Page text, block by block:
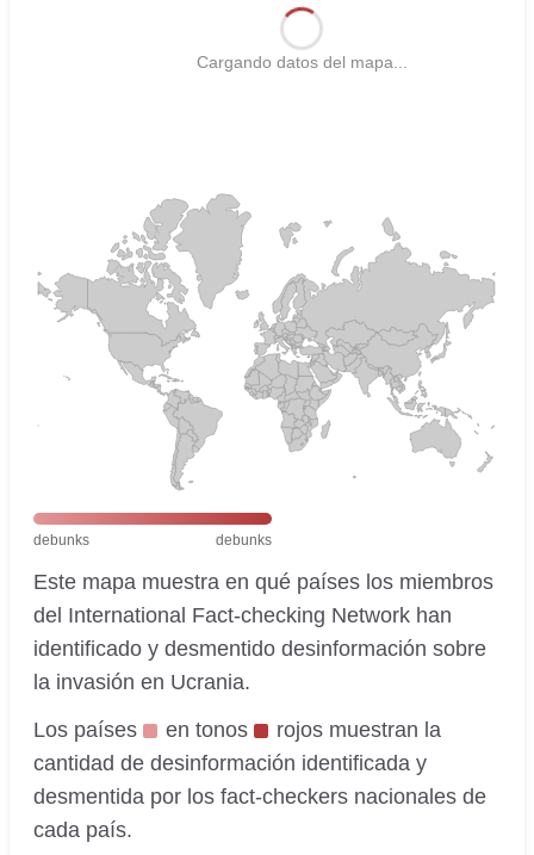
Cargando datos del mapa...
debunks debunks
Este mapa muestra en qué países los miembros
del International Fact-checking Network han
identificado y desmentido desinformación sobre
la invasión en Ucrania.
Los países
en tonos
rojos muestran la
cantidad de desinformación identificada y
desmentida por los fact-checkers nacionales de
cada país.